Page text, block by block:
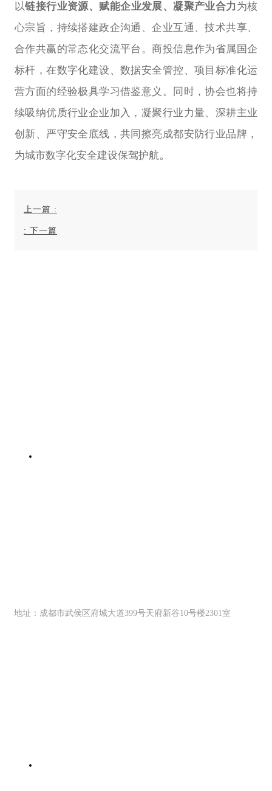
以链接行业资源、赋能企业发展、凝聚产业合力 为核
心宗旨，持续搭建政企沟通、企业互通、技术共享、
合作共赢的常态化交流平台。商投信息作为省属国企
标杆，在数字化建设、数据安全管控、项目标准化运
营方面的经验极具学习借鉴意义。同时，协会也将持
续吸纳优质行业企业加入，凝聚行业力量、深耕主业
创新、严守安全底线，共同擦亮成都安防行业品牌，
为城市数字化安全建设保驾护航。
上一篇 :
: 下一篇
地址：成都市武侯区府城大道399号天府新谷10号楼2301室